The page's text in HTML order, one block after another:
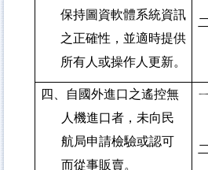
保持圖資軟體系統資訊
之正確性，並適時提供
所有人或操作人更新。
四、自國外進口之遙控無
人機進口者，未向民
航局申請檢驗或認可
而從事販賣。